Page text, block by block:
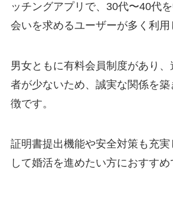
ッチングアプリで、30代〜40代
会いを求めるユーザーが多く利用
男女ともに有料会員制度があり
者が少ないため、誠実な関係を
徴です。
証明書提出機能や安全対策も充
して婚活を進めたい方におすすめ